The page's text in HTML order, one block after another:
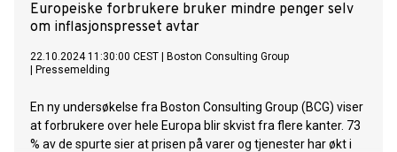
Europeiske forbrukere bruker mindre penger selv
om inflasjonspresset avtar
22.10.2024 11:30:00 CEST
Boston Consulting Group
Pressemelding
En ny undersøkelse fra Boston Consulting Group (BCG) viser
at forbrukere over hele Europa blir skvist fra flere kanter. 73
% av de spurte sier at prisen på varer og tjenester har økt i